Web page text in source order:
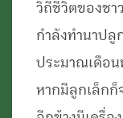
วิถีชีวิตของชา
กำลังทำนาป
ประมาณเดือ
หากมีลูกเล็กก็